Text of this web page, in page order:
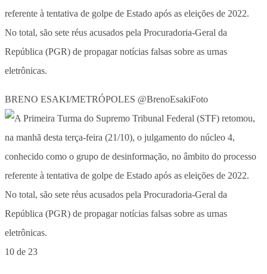
referente à tentativa de golpe de Estado após as eleições de 2022.
No total, são sete réus acusados pela Procuradoria-Geral da
República (PGR) de propagar notícias falsas sobre as urnas
eletrônicas.
BRENO ESAKI/METRÓPOLES @BrenoEsakiFoto
10 de 23